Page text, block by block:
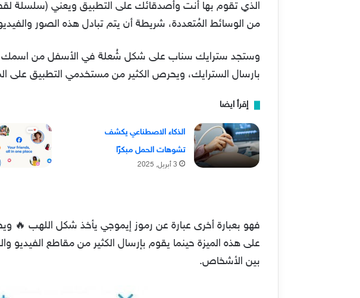
من الوسائط المُتعددة، شريطة أن يتم تبادل هذه الصور
وستجد سترايك سناب على شكل شُعلة في الأسفل من اسمك على
بارسال السترايك، ويحرص الكثير من مستخدمي التطبيق على
إقرأ ايضا
الذكاء الاصطناعي يكشف
تشوهات الحمل مبكرًا
3 أبريل, 2025
فهو بعبارة أخرى عبارة عن رموز إيموجي يأخذ شكل اللهب
على هذه الميزة حينما يقوم بإرسال الكثير من مقاطع الفيديو
بين الأشخاص.